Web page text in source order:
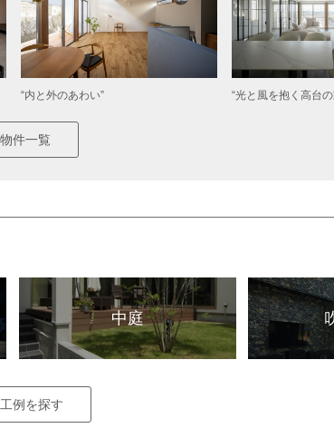
“内と外のあわい” “光と風を抱く高台の
件一覧
中庭
例を探す